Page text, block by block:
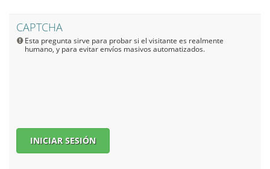
CAPTCHA
Esta pregunta sirve para probar si el visitante es realmente
humano, y para evitar envíos masivos automatizados.